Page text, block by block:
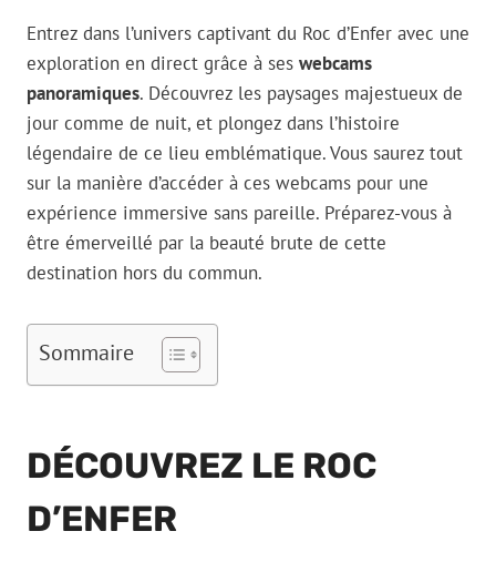
Entrez dans l’univers captivant du Roc d’Enfer avec une
exploration en direct grâce à ses webcams
panoramiques. Découvrez les paysages majestueux de
jour comme de nuit, et plongez dans l’histoire
légendaire de ce lieu emblématique. Vous saurez tout
sur la manière d’accéder à ces webcams pour une
expérience immersive sans pareille. Préparez-vous à
être émerveillé par la beauté brute de cette
destination hors du commun.
Sommaire
DÉCOUVREZ LE ROC
D’ENFER